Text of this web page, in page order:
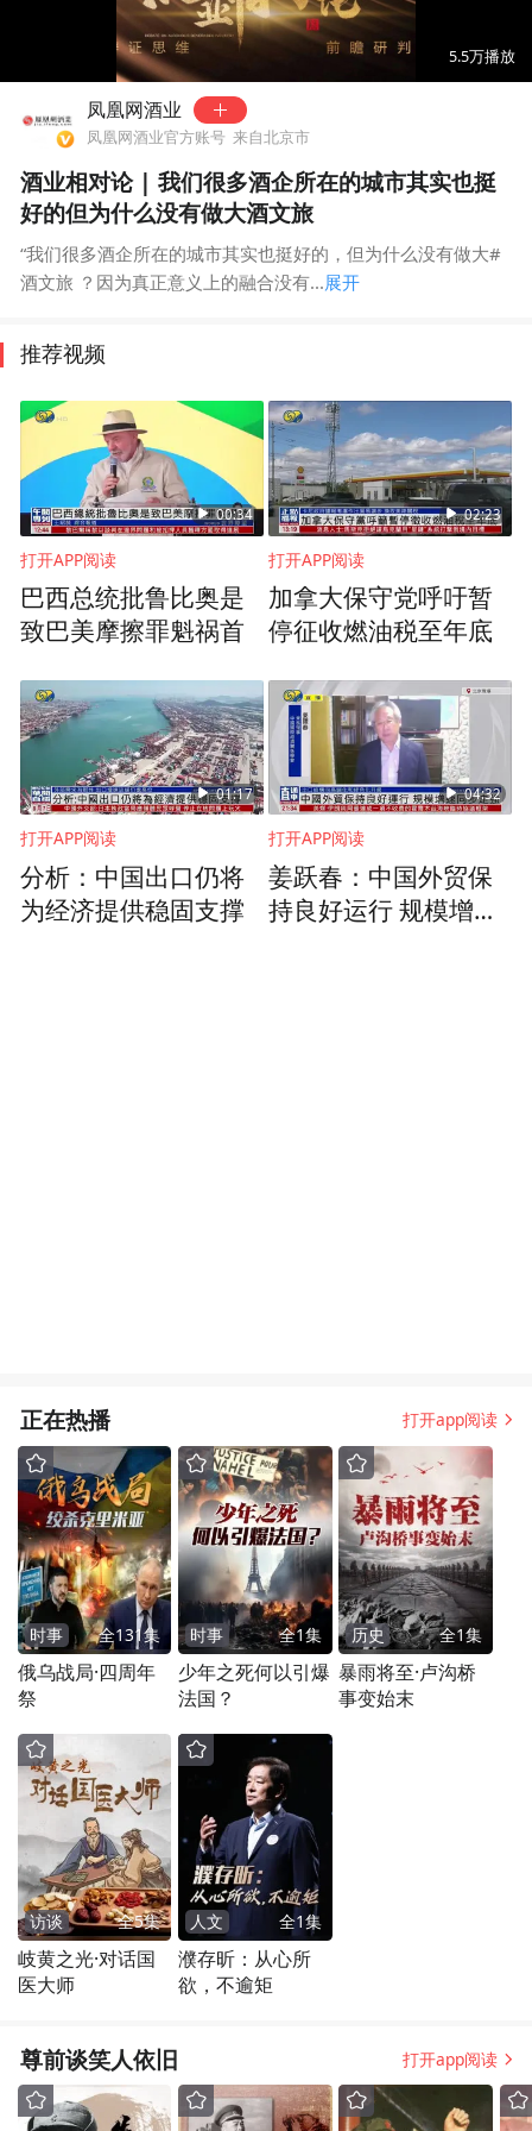
00:29
5.5万播放
凤凰网酒业
凤凰网酒业官方账号 来自北京市
酒业相对论 | 我们很多酒企所在的城市其实也挺
好的但为什么没有做大酒文旅
“我们很多酒企所在的城市其实也挺好的，但为什么没有做大#
酒文旅 ？因为真正意义上的融合没有...展开
推荐视频
00:34
打开APP阅读
巴西总统批鲁比奥是
致巴美摩擦罪魁祸首
02:23
打开APP阅读
加拿大保守党呼吁暂
停征收燃油税至年底
01:17
打开APP阅读
分析：中国出口仍将
为经济提供稳固支撑
04:32
打开APP阅读
姜跃春：中国外贸保
持良好运行 规模增速
正在热播 打开app阅读
时事 全131集
俄乌战局·四周年
祭
时事 全1集
少年之死何以引爆
法国？
历史 全1集
暴雨将至·卢沟桥
事变始末
访谈 全5集
岐黄之光·对话国
医大师
人文 全1集
濮存昕：从心所
欲，不逾矩
尊前谈笑人依旧 打开app阅读